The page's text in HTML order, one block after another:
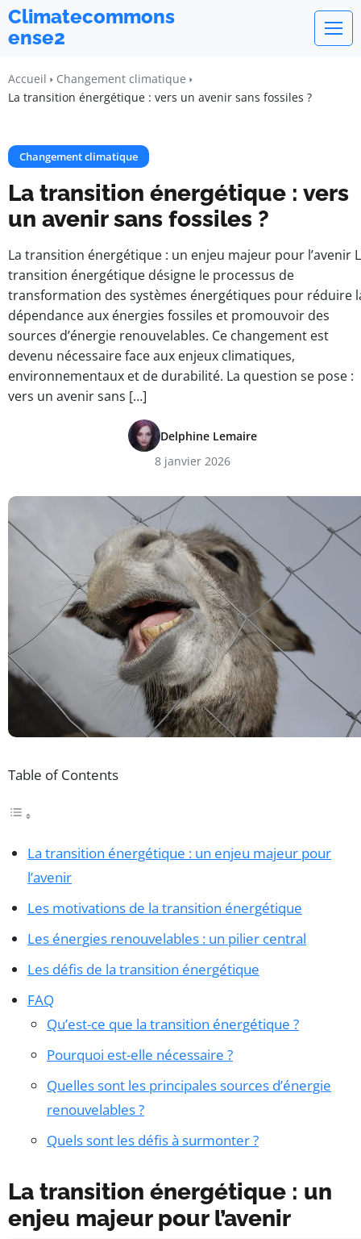
Climatecommons
ense2
Accueil
Changement climatique
La transition énergétique : vers un avenir sans fossiles ?
Changement climatique
La transition énergétique : vers
un avenir sans fossiles ?
La transition énergétique : un enjeu majeur pour l’avenir
transition énergétique désigne le processus de
transformation des systèmes énergétiques pour réduire
dépendance aux énergies fossiles et promouvoir des
sources d’énergie renouvelables. Ce changement est
devenu nécessaire face aux enjeux climatiques,
environnementaux et de durabilité. La question se pose :
vers un avenir sans […]
Delphine Lemaire
8 janvier 2026
Table of Contents
La transition énergétique : un enjeu majeur pour
l’avenir
Les motivations de la transition énergétique
Les énergies renouvelables : un pilier central
Les défis de la transition énergétique
FAQ
Qu’est-ce que la transition énergétique ?
Pourquoi est-elle nécessaire ?
Quelles sont les principales sources d’énergie
renouvelables ?
Quels sont les défis à surmonter ?
La transition énergétique : un
enjeu majeur pour l’avenir